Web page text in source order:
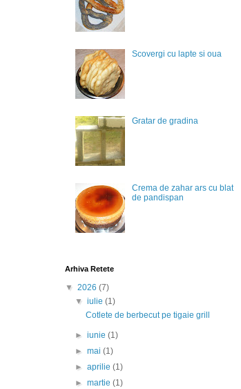
Scovergi cu lapte si oua
Gratar de gradina
Crema de zahar ars cu blat
de pandispan
Arhiva Retete
▼ 2026 (7)
▼iulie(1)
Cotlete de berbecut pe tigaie grill
►iunie(1)
►mai(1)
►aprilie(1)
►martie(1)